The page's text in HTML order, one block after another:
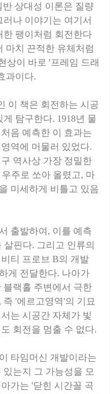
상대성 이론은 질량
나 이야기는 여기서
한 팽이처럼 회전한다
마치 끈적한 유체처럼
상이 바로 '프레임 드래
과이다.
이 책은 회전하는 시공
탐구한다. 1918년 물
음 예측한 이 효과는
역에 머물러 있었다.
역사상 가장 정밀한
주로 쏘아 올렸고, 마
미세하게 비틀고 있음
출발하여, 이를 예측
핀다. 그리고 인류의
티 프로브 B의 개발
게 전달한다. 나아가
블랙홀 주변에서 극한
'에르고영역'의 기묘
는 시공간 자체가 빛
회전을 멈출 수 없다.
타임머신 개발이라는
는지 그 가능성을 모
가는 '닫힌 시간꼴 곡